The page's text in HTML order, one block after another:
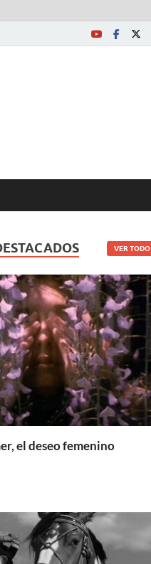
VER TODO
el deseo femenino